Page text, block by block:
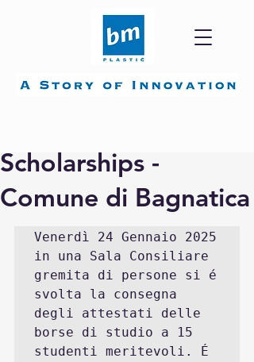
Scholarships -
Comune di Bagnatica
Venerdì 24 Gennaio 2025
in una Sala Consiliare
gremita di persone si é
svolta la consegna
degli attestati delle
borse di studio a 15
studenti meritevoli. É